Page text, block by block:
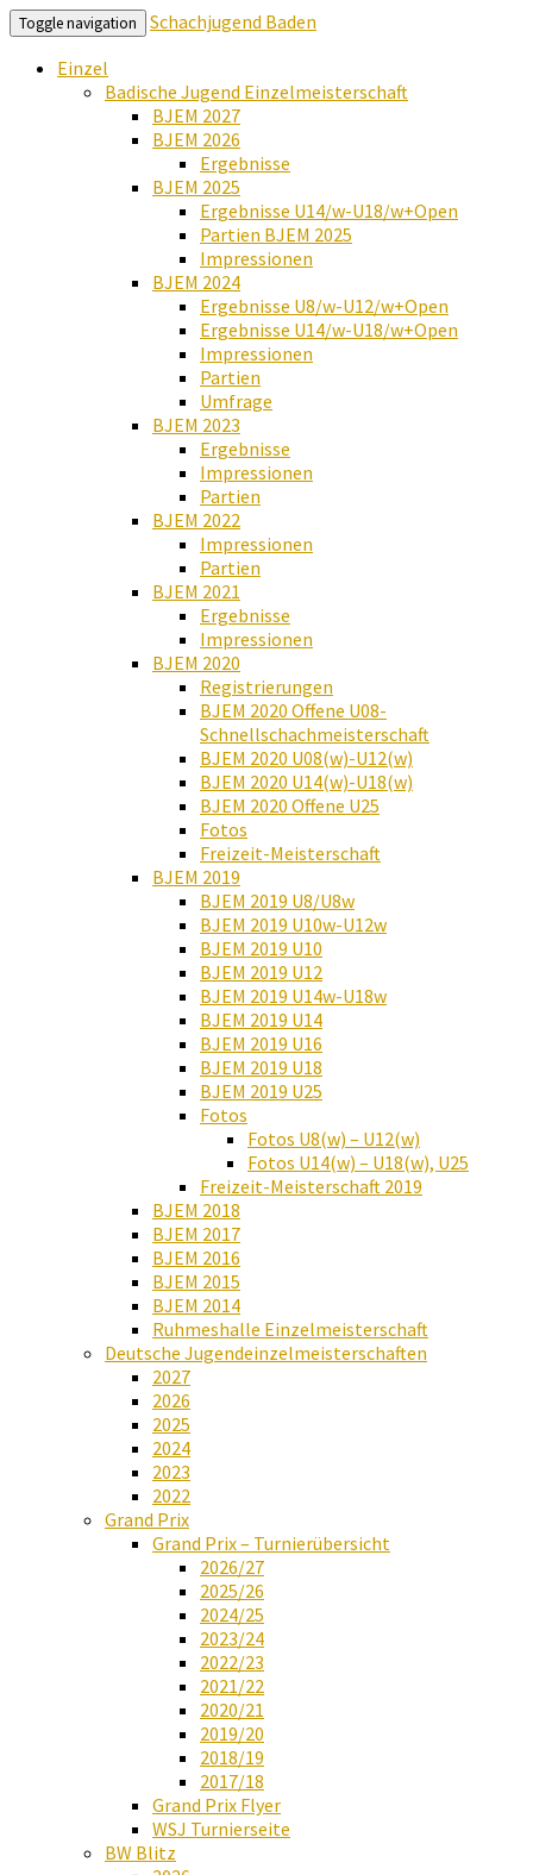
Toggle navigation
Schachjugend Baden
Einzel
Badische Jugend Einzelmeisterschaft
BJEM 2027
BJEM 2026
Ergebnisse
BJEM 2025
Ergebnisse U14/w-U18/w+Open
Partien BJEM 2025
Impressionen
BJEM 2024
Ergebnisse U8/w-U12/w+Open
Ergebnisse U14/w-U18/w+Open
Impressionen
Partien
Umfrage
BJEM 2023
Ergebnisse
Impressionen
Partien
BJEM 2022
Impressionen
Partien
BJEM 2021
Ergebnisse
Impressionen
BJEM 2020
Registrierungen
BJEM 2020 Offene U08-
Schnellschachmeisterschaft
BJEM 2020 U08(w)-U12(w)
BJEM 2020 U14(w)-U18(w)
BJEM 2020 Offene U25
Fotos
Freizeit-Meisterschaft
BJEM 2019
BJEM 2019 U8/U8w
BJEM 2019 U10w-U12w
BJEM 2019 U10
BJEM 2019 U12
BJEM 2019 U14w-U18w
BJEM 2019 U14
BJEM 2019 U16
BJEM 2019 U18
BJEM 2019 U25
Fotos
Fotos U8(w) – U12(w)
Fotos U14(w) – U18(w), U25
Freizeit-Meisterschaft 2019
BJEM 2018
BJEM 2017
BJEM 2016
BJEM 2015
BJEM 2014
Ruhmeshalle Einzelmeisterschaft
Deutsche Jugendeinzelmeisterschaften
2027
2026
2025
2024
2023
2022
Grand Prix
Grand Prix – Turnierübersicht
2026/27
2025/26
2024/25
2023/24
2022/23
2021/22
2020/21
2019/20
2018/19
2017/18
Grand Prix Flyer
WSJ Turnierseite
BW Blitz